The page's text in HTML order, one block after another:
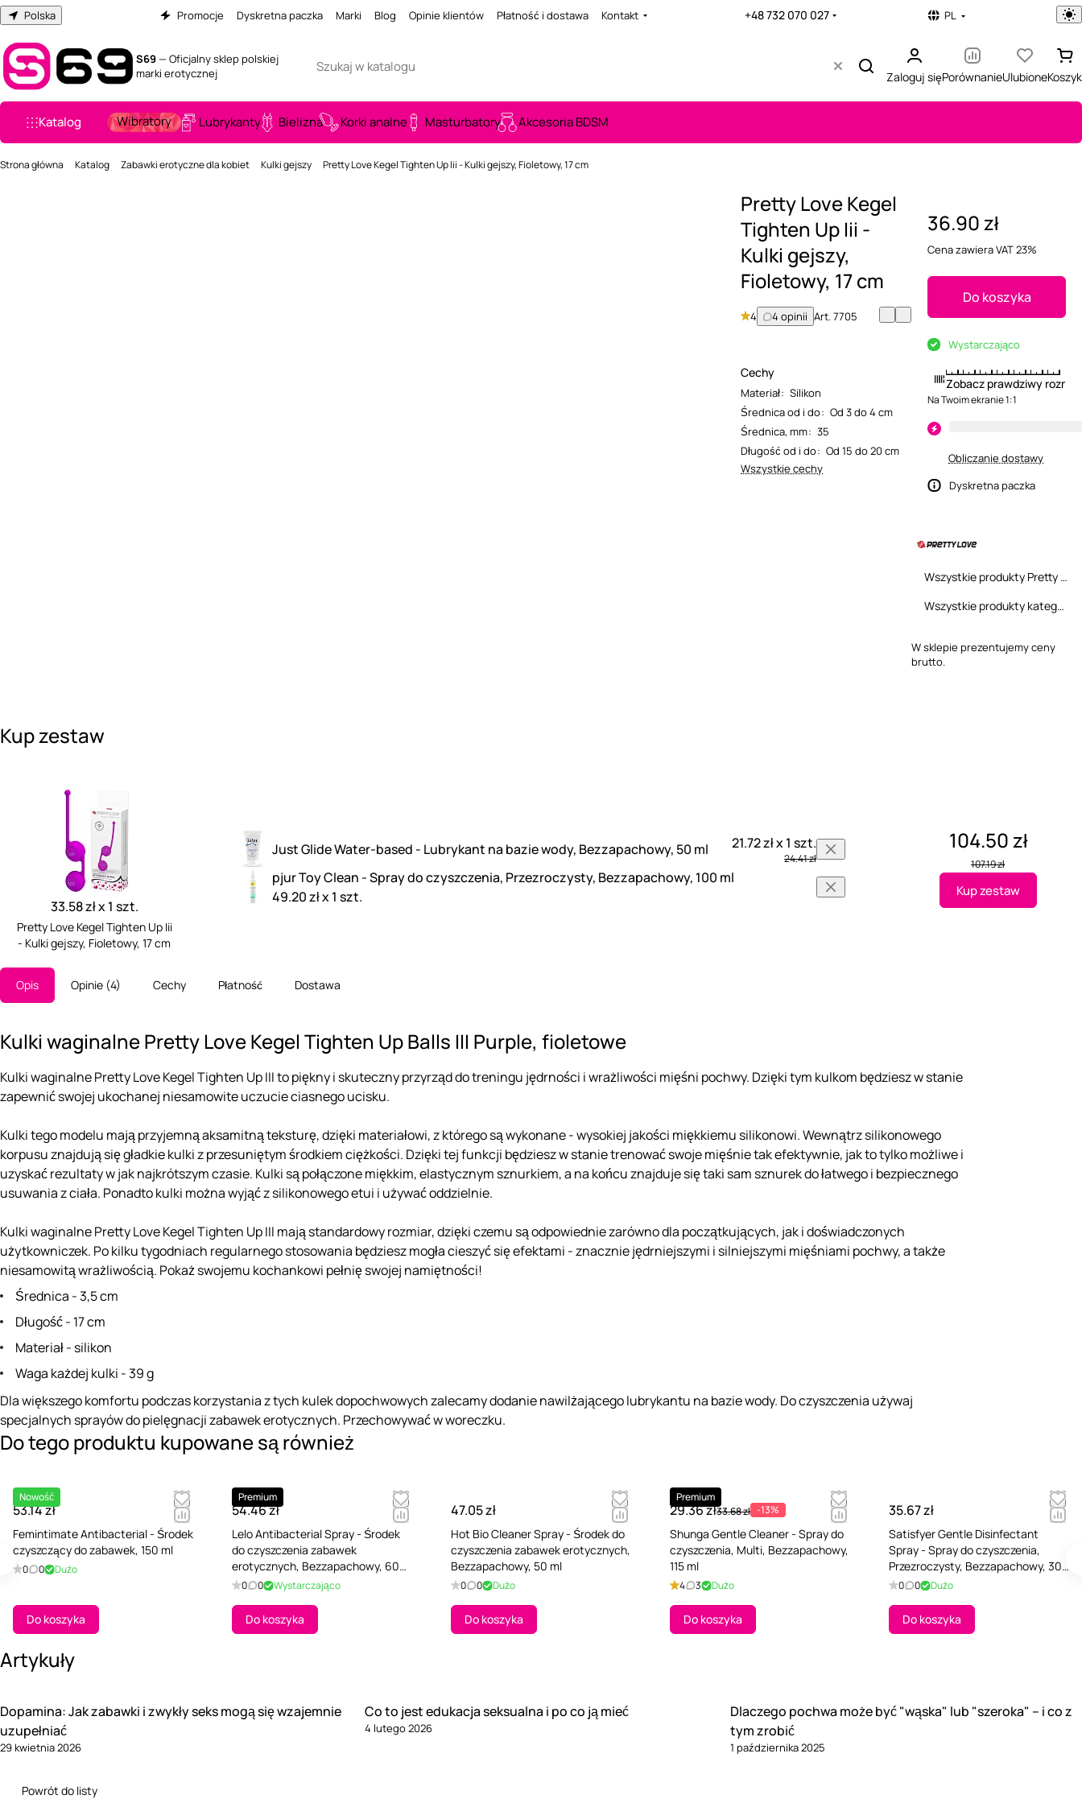
Polska Promocje Dyskretna paczka Marki Blog Opinie klientów Płatność i dostawa Kontakt +48 732 070 027 PL
S69— Oficjalny sklep polskiej
marki erotycznej
Zaloguj sięPorównanieUlubioneKoszyk
Katalog Wibratory Lubrykanty Bielizna Korki analne Masturbatory Akcesoria BDSM
Strona główna Katalog Zabawki erotyczne dla kobiet Kulki gejszy Pretty Love Kegel Tighten Up Iii - Kulki gejszy, Fioletowy, 17 cm
Pretty Love Kegel
Tighten Up Iii -
Kulki gejszy,
Fioletowy, 17 cm
4 4 opinii Art.7705
Cechy
Materiał: Silikon
Średnica od i do: Od 3 do 4 cm
Średnica, mm: 35
Długość od i do: Od 15 do 20 cm
Wszystkie cechy
36.90 zł
Cena zawiera VAT 23%
Do koszyka
Wystarczająco
Zobacz prawdziwy
Na Twoim ekranie 1:1
Obliczanie dostawy
Dyskretna paczka
Wszystkie produkty Pretty Love
Wszystkie produkty kategorii
W sklepie prezentujemy ceny
brutto.
Kup zestaw
33.58 zł x 1 szt.
Pretty Love Kegel Tighten Up Iii
- Kulki gejszy, Fioletowy, 17 cm
Just Glide Water-based - Lubrykant na bazie wody, Bezzapachowy, 50 ml 21.72 zł x 1 szt.
24.41 zł
pjur Toy Clean - Spray do czyszczenia, Przezroczysty, Bezzapachowy, 100 ml
49.20 zł x 1 szt.
104.50 zł
107.19 zł
Kup zestaw
Opis Opinie 4 Cechy Płatność Dostawa
Kulki waginalne Pretty Love Kegel Tighten Up Balls III Purple, fioletowe
Kulki waginalne Pretty Love Kegel Tighten Up III to piękny i skuteczny przyrząd do treningu jędrności i wrażliwości mięśni pochwy. Dzięki tym kulkom będziesz w stanie
zapewnić swojej ukochanej niesamowite uczucie ciasnego ucisku.
Kulki tego modelu mają przyjemną aksamitną teksturę, dzięki materiałowi, z którego są wykonane - wysokiej jakości miękkiemu silikonowi. Wewnątrz silikonowego
korpusu znajdują się gładkie kulki z przesuniętym środkiem ciężkości. Dzięki tej funkcji będziesz w stanie trenować swoje mięśnie tak efektywnie, jak to tylko możliwe i
uzyskać rezultaty w jak najkrótszym czasie. Kulki są połączone miękkim, elastycznym sznurkiem, a na końcu znajduje się taki sam sznurek do łatwego i bezpiecznego
usuwania z ciała. Ponadto kulki można wyjąć z silikonowego etui i używać oddzielnie.
Kulki waginalne Pretty Love Kegel Tighten Up III mają standardowy rozmiar, dzięki czemu są odpowiednie zarówno dla początkujących, jak i doświadczonych
użytkowniczek. Po kilku tygodniach regularnego stosowania będziesz mogła cieszyć się efektami - znacznie jędrniejszymi i silniejszymi mięśniami pochwy, a także
niesamowitą wrażliwością. Pokaż swojemu kochankowi pełnię swojej namiętności!
Średnica - 3,5 cm
Długość - 17 cm
Materiał - silikon
Waga każdej kulki - 39 g
Dla większego komfortu podczas korzystania z tych kulek dopochwowych zalecamy dodanie nawilżającego lubrykantu na bazie wody. Do czyszczenia używaj
specjalnych sprayów do pielęgnacji zabawek erotycznych. Przechowywać w woreczku.
Do tego produktu kupowane są również
Nowość
53.14 zł
Femintimate Antibacterial - Środek
czyszczący do zabawek, 150 ml
0 0 Dużo
Do koszyka
Premium
54.46 zł
Lelo Antibacterial Spray - Środek
do czyszczenia zabawek
erotycznych, Bezzapachowy, 60
ml0 0 Wystarczająco
Do koszyka
47.05 zł
Hot Bio Cleaner Spray - Środek do
czyszczenia zabawek erotycznych,
Bezzapachowy, 50 ml
0 0 Dużo
Do koszyka
Premium
29.36 zł33.68 zł -13%
Shunga Gentle Cleaner - Spray do
czyszczenia, Multi, Bezzapachowy,
115 ml
4 3 Dużo
Do koszyka
35.67 zł
Satisfyer Gentle Disinfectant
Spray - Spray do czyszczenia,
Przezroczysty, Bezzapachowy, 300
ml0 0 Dużo
Do koszyka
Artykuły
Dopamina: Jak zabawki i zwykły seks mogą się wzajemnie
uzupełniać
29 kwietnia 2026
Co to jest edukacja seksualna i po co ją mieć
4 lutego 2026
Dlaczego pochwa może być "wąska" lub "szeroka" – i co z
tym zrobić
1 października 2025
Powrót do listy